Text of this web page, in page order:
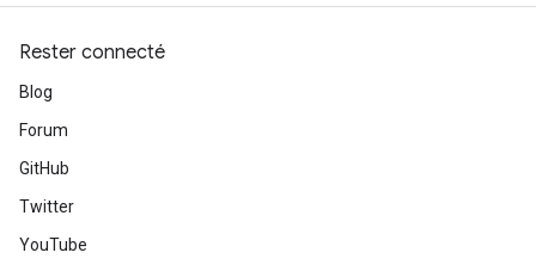
Rester connecté
Blog
Forum
GitHub
Twitter
YouTube